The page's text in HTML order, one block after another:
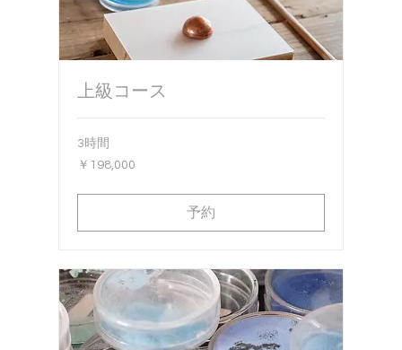
上級コース
3時間
198,000
円
￥198,000
予約